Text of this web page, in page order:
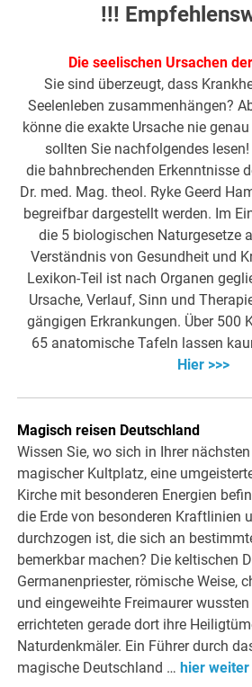
!!!
Die seelischen Ursachen
Sie sind überzeugt, dass
Seelenleben zusammenhängen?
könne die exakte Ursache nie
sollten Sie nachfolgendes
die bahnbrechenden Erkenntnisse
Dr. med. Mag. theol. Ryke Geerd
begreifbar dargestellt werden. Im
die 5 biologischen Naturgesetze
Verständnis von Gesundheit und
Lexikon-Teil ist nach Organen
Ursache, Verlauf, Sinn und
gängigen Erkrankungen. Über 500
65 anatomische Tafeln lassen
Hier >>>
Magisch reisen Deutschland
Wissen Sie, wo sich in Ihrer
magischer Kultplatz, eine
Kirche mit besonderen Energien
die Erde von besonderen Kraftlinien
durchzogen ist, die sich an
bemerkbar machen? Die keltischen
Germanenpriester, römische Weise,
und eingeweihte Freimaurer
errichteten gerade dort ihre
Naturdenkmäler. Ein Führer durch
magische Deutschland … hier weiter